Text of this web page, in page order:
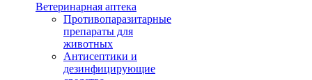
Ветеринарная аптека
Противопаразитарные
препараты для
животных
Антисептики и
дезинфицирующие